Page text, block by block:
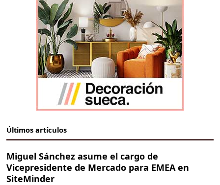
Últimos artículos
Miguel Sánchez asume el cargo de
Vicepresidente de Mercado para EMEA en
SiteMinder